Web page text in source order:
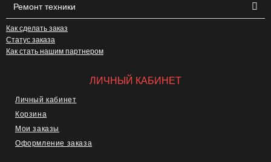
Ремонт техники
Как сделать заказ
Статус заказа
Как стать нашим партнером
ЛИЧНЫЙ КАБИНЕТ
Личный кабинет
Корзина
Мои заказы
Оформление заказа